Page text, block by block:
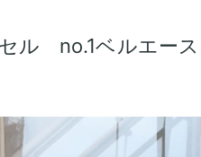
ル no.1ベルエー